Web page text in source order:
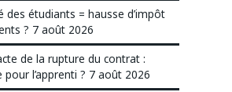
des étudiants = hausse d’impôt
? 7 août 2026
de la rupture du contrat :
pour l’apprenti ? 7 août 2026